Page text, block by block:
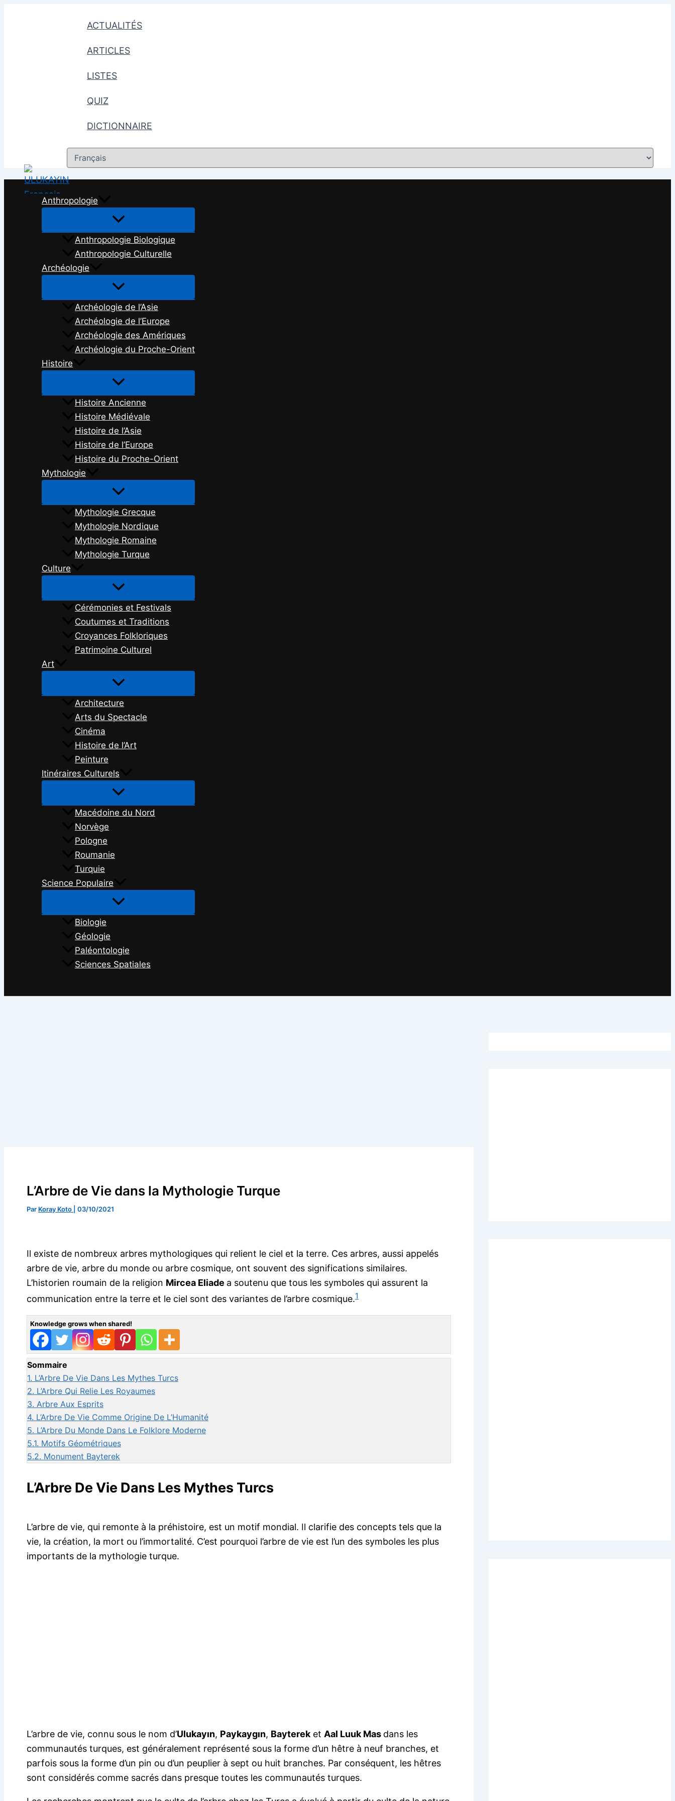
ACTUALITÉS
ARTICLES
LISTES
QUIZ
DICTIONNAIRE
Choisir
une
Anthropologie
Anthropologie Biologique
Anthropologie Culturelle
Archéologie
Archéologie de l’Asie
Archéologie de l’Europe
Archéologie des Amériques
Archéologie du Proche-Orient
Histoire
Histoire Ancienne
Histoire Médiévale
Histoire de l’Asie
Histoire de l’Europe
Histoire du Proche-Orient
Mythologie
Mythologie Grecque
Mythologie Nordique
Mythologie Romaine
Mythologie Turque
Culture
Cérémonies et Festivals
Coutumes et Traditions
Croyances Folkloriques
Patrimoine Culturel
Art
Architecture
Arts du Spectacle
Cinéma
Histoire de l’Art
Peinture
Itinéraires Culturels
Macédoine du Nord
Norvège
Pologne
Roumanie
Turquie
Science Populaire
Biologie
Géologie
Paléontologie
Sciences Spatiales
L’Arbre de Vie dans la Mythologie Turque
Par Koray Koto 03/10/2021
Il existe de nombreux arbres mythologiques qui relient le ciel et la terre. Ces arbres, aussi appelés
arbre de vie, arbre du monde ou arbre cosmique, ont souvent des significations similaires.
L’historien roumain de la religion Mircea Eliade a soutenu que tous les symboles qui assurent la
communication entre la terre et le ciel sont des variantes de l’arbre cosmique.1
Knowledge grows when shared!
Sommaire
1. L’Arbre De Vie Dans Les Mythes Turcs
2. L’Arbre Qui Relie Les Royaumes
3. Arbre Aux Esprits
4. L’Arbre De Vie Comme Origine De L’Humanité
5. L’Arbre Du Monde Dans Le Folklore Moderne
5.1. Motifs Géométriques
5.2. Monument Bayterek
L’Arbre De Vie Dans Les Mythes Turcs
L’arbre de vie, qui remonte à la préhistoire, est un motif mondial. Il clarifie des concepts tels que la
vie, la création, la mort ou l’immortalité. C’est pourquoi l’arbre de vie est l’un des symboles les plus
importants de la mythologie turque.
L’arbre de vie, connu sous le nom d’Ulukayın, Paykaygın, Bayterek et Aal Luuk Mas dans les
communautés turques, est généralement représenté sous la forme d’un hêtre à neuf branches, et
parfois sous la forme d’un pin ou d’un peuplier à sept ou huit branches. Par conséquent, les hêtres
sont considérés comme sacrés dans presque toutes les communautés turques.